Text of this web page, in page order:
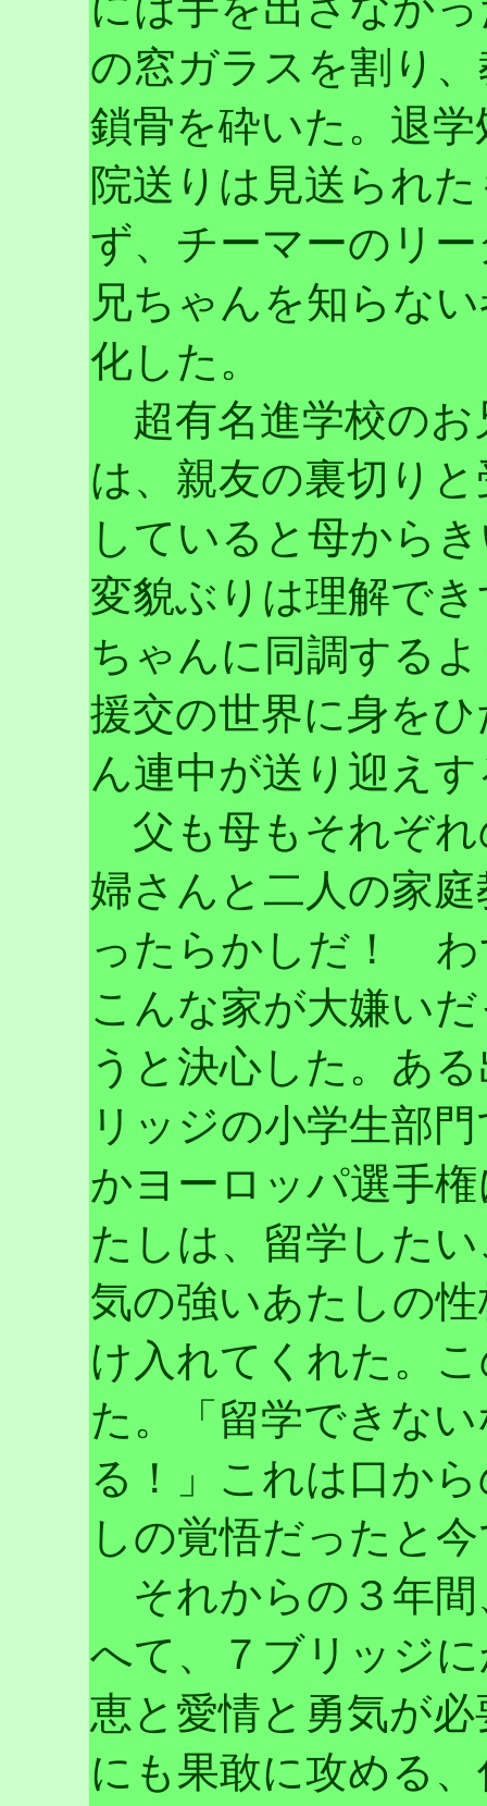
の窓ガラスを割り
鎖骨を砕いた。退
院送りは見送られ
ず、チーマーのリ
兄ちゃんを知らな
化した。
超有名進学校のお
は、親友の裏切り
していると母から
変貌ぶりは理解で
ちゃんに同調する
援交の世界に身を
ん連中が送り迎え
父も母もそれぞれ
婦さんと二人の家
ったらかしだ！ わ
こんな家が大嫌い
うと決心した。あ
リッジの小学生部
かヨーロッパ選手
たしは、留学した
気の強いあたしの
け入れてくれた。
た。「留学できな
る！」これは口か
しの覚悟だったと
それからの３年間
へて、７ブリッジ
恵と愛情と勇気が
にも果敢に攻める